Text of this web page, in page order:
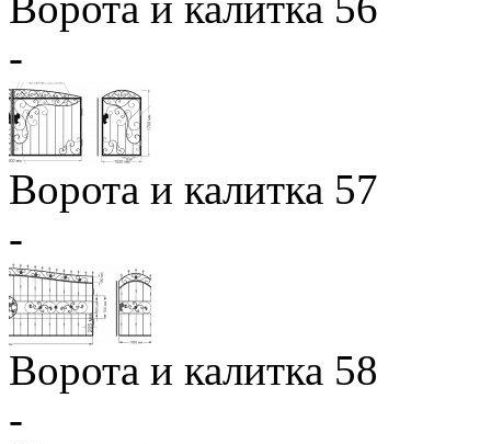
-
Ворота и калитка 57
-
Ворота и калитка 58
-